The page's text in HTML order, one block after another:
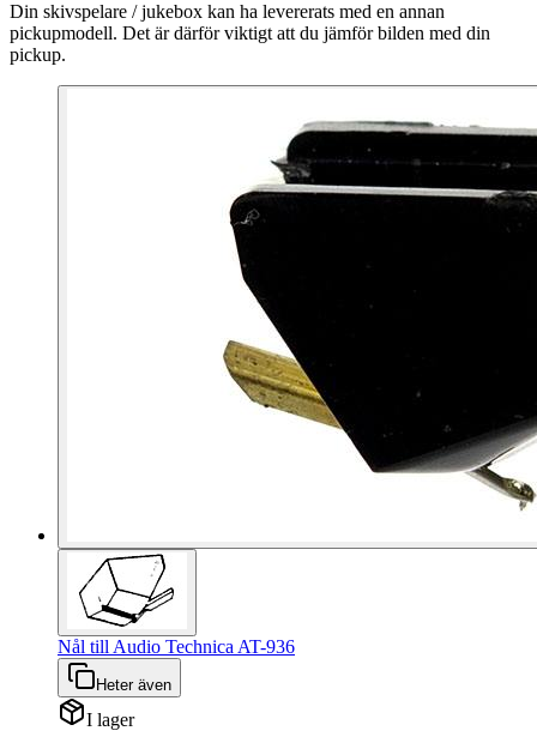
Din skivspelare / jukebox kan ha levererats med en annan
pickupmodell. Det är därför viktigt att du jämför bilden med din
pickup.
Nål till Audio Technica AT-936
Heter även
I lager